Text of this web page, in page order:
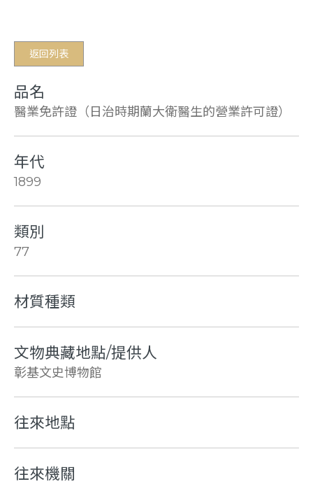
返回列表
品名
醫業免許證（日治時期蘭大衛醫生的營業許可證）
年代
1899
類別
77
材質種類
文物典藏地點/提供人
彰基文史博物館
往來地點
往來機關